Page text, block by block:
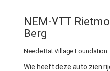
NEM-VTT
Berg
Neede Bat Village Foundation
Wie heeft deze auto zien